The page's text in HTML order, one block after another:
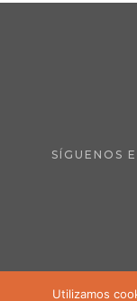
SÍGUENOS
Utilizamos